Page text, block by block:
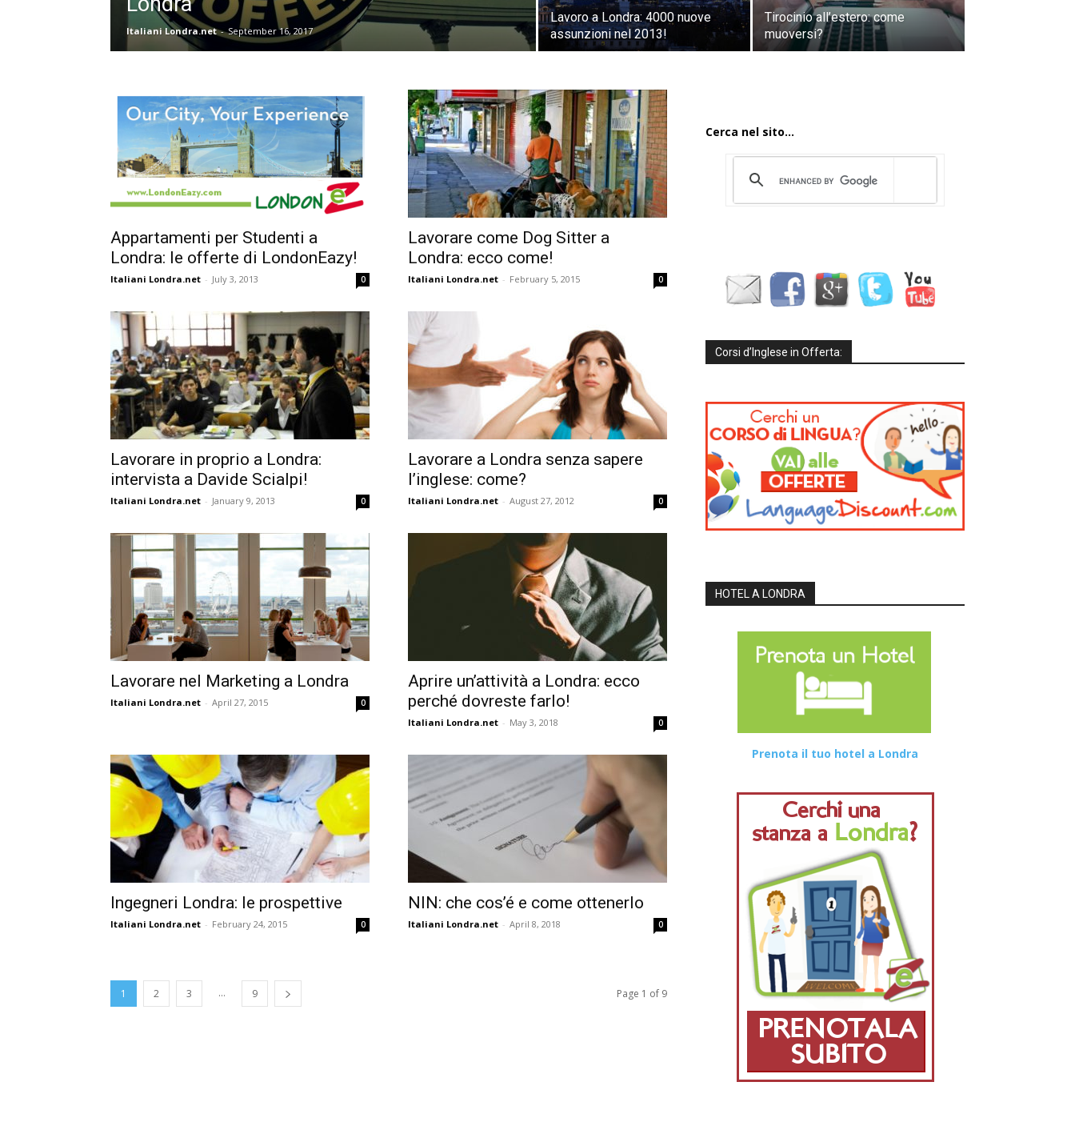
Italiani Londra.net - September 16, 2017
Lavoro a Londra: 4000 nuove
assunzioni nel 2013!
Tirocinio all’estero: come
muoversi?
Appartamenti per Studenti a
Londra: le offerte di LondonEazy!
Italiani Londra.net - July 3, 2013 0
Lavorare come Dog Sitter a
Londra: ecco come!
Italiani Londra.net - February 5, 2015 0
Lavorare in proprio a Londra:
intervista a Davide Scialpi!
Italiani Londra.net - January 9, 2013 0
Lavorare a Londra senza sapere
l’inglese: come?
Italiani Londra.net - August 27, 2012 0
Lavorare nel Marketing a Londra
Italiani Londra.net - April 27, 2015 0
Aprire un’attività a Londra: ecco
perché dovreste farlo!
Italiani Londra.net - May 3, 2018 0
Ingegneri Londra: le prospettive
Italiani Londra.net - February 24, 2015 0
NIN: che cos’é e come ottenerlo
Italiani Londra.net - April 8, 2018 0
1 2 3 ... 9 Page 1 of 9
Cerca nel sito...
Corsi d’Inglese in Offerta:
HOTEL A LONDRA
Prenota il tuo hotel a Londra